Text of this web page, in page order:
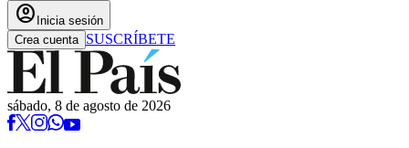
account_circle Inicia sesión
Crea cuenta SUSCRÍBETE
sábado, 8 de agosto de 2026